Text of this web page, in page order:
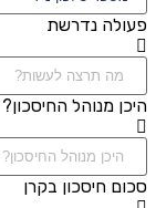
פעולה נדרשת
היכן מנוהל החיסכון?
סכום חיסכון בקרן